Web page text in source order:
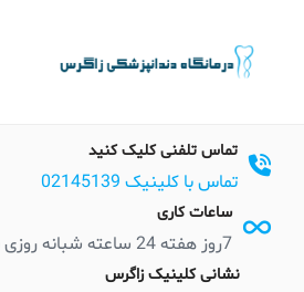
content
تماس تلفنی کلیک کنید
تماس با کلینیک 02145139
ساعات کاری
7روز هفته 24 ساعته شبانه روزی بدون تعطیلی
نشانی کلینیک زاگرس